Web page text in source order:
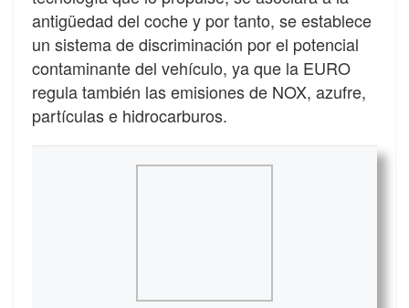
antigüedad del coche y por tanto, se establece
un sistema de discriminación por el potencial
contaminante del vehículo, ya que la EURO
regula también las emisiones de NOX, azufre,
partículas e hidrocarburos.